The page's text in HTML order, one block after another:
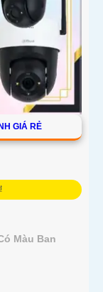
GIÁ RẺ
Màu Ban